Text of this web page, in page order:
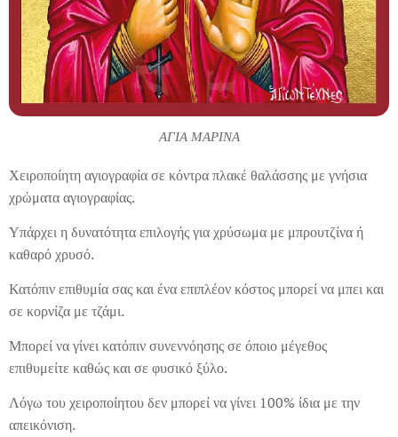
ΑΓΙΑ ΜΑΡΙΝΑ
Χειροποίητη αγιογραφία σε κόντρα πλακέ θαλάσσης με γνήσια
χρώματα αγιογραφίας.
Υπάρχει η δυνατότητα επιλογής για χρύσωμα με μπρουτζίνα ή
καθαρό χρυσό.
Κατόπιν επιθυμία σας και ένα επιπλέον κόστος μπορεί να μπει και
σε κορνίζα με τζάμι.
Μπορεί να γίνει κατόπιν συνεννόησης σε όποιο μέγεθος
επιθυμείτε καθώς και σε φυσικό ξύλο.
Λόγω του χειροποίητου δεν μπορεί να γίνει 100% ίδια με την
απεικόνιση.